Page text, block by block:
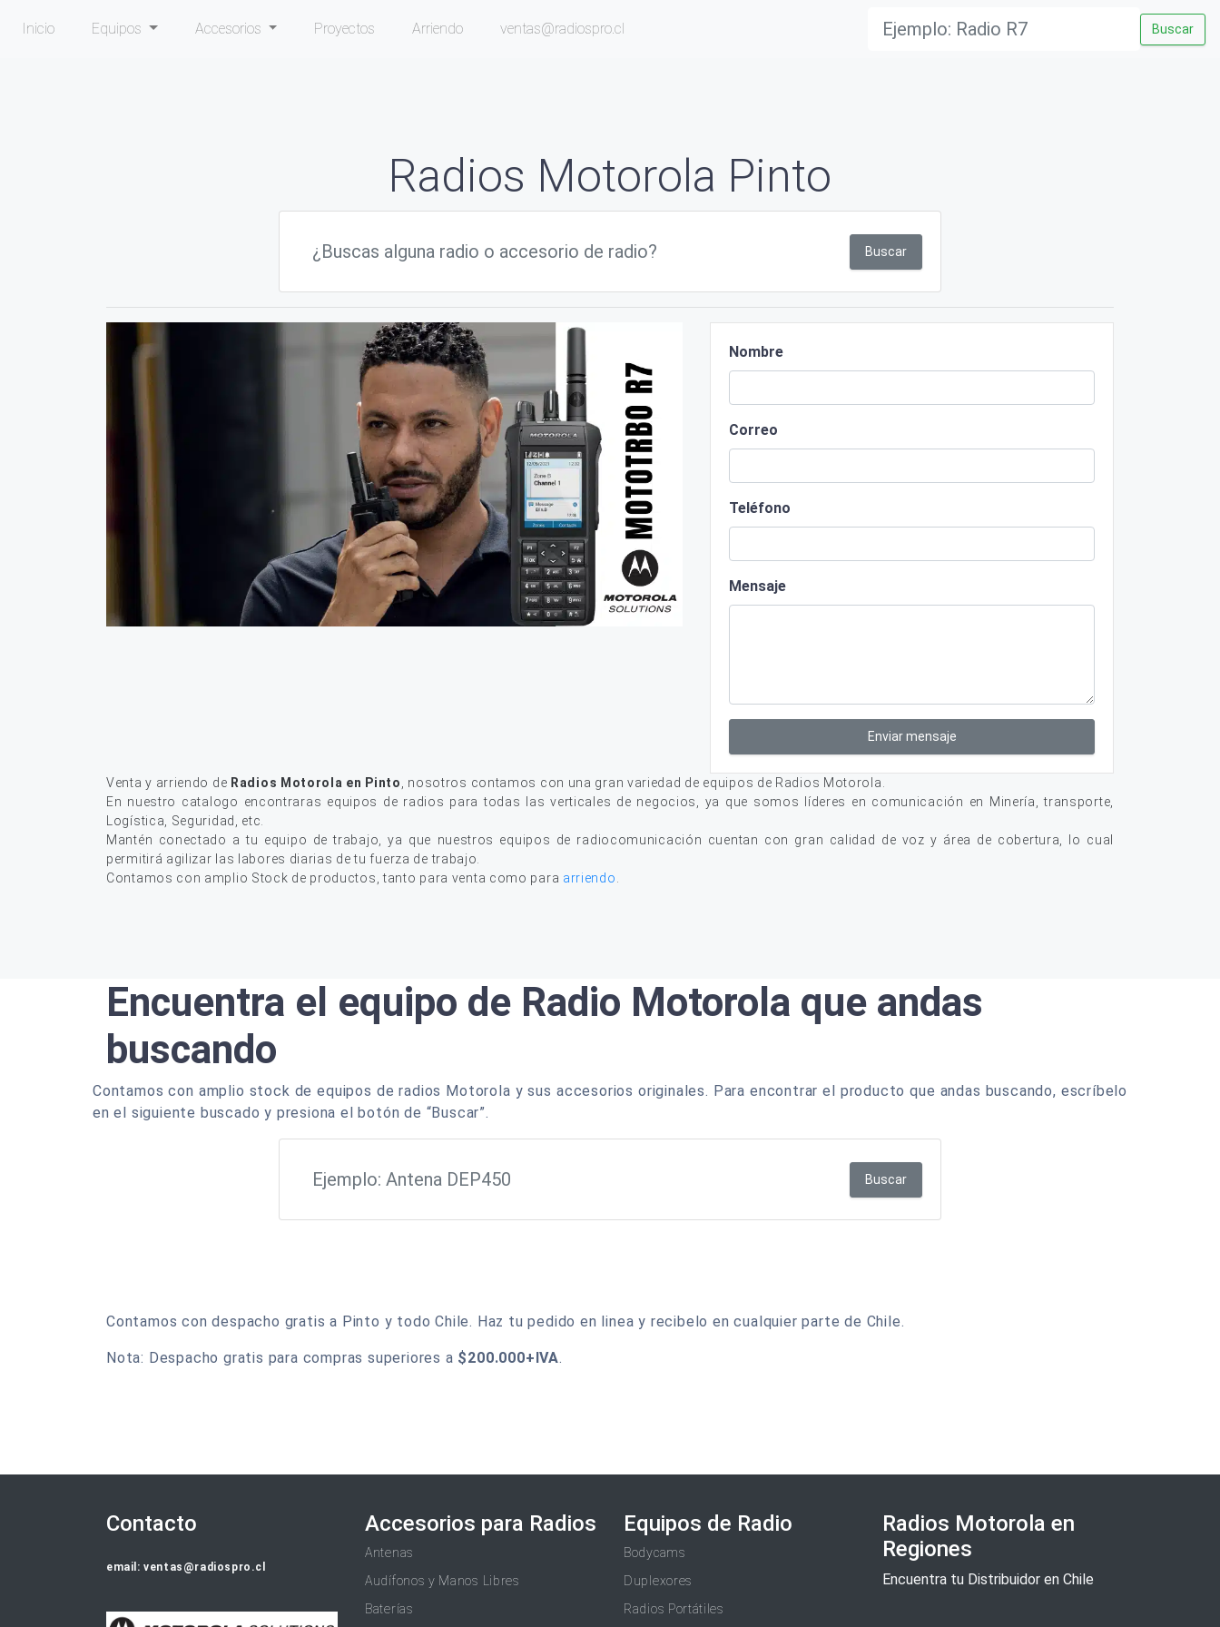
Inicio Equipos Accesorios Proyectos Arriendo ventas@radiospro.cl Buscar
Radios Motorola Pinto
Buscar
Nombre
Correo
Teléfono
Mensaje
Enviar mensaje
Venta y arriendo de Radios Motorola en Pinto
, nosotros contamos con una gran variedad de equipos de Radios Motorola.
En nuestro catalogo encontraras equipos de radios para todas las verticales de negocios, ya que somos líderes en comunicación en Minería, transporte,
Logística, Seguridad, etc.
Mantén conectado a tu equipo de trabajo, ya que nuestros equipos de radiocomunicación cuentan con gran calidad de voz y área de cobertura, lo cual
permitirá agilizar las labores diarias de tu fuerza de trabajo.
Contamos con amplio Stock de productos, tanto para venta como para arriendo
Encuentra el equipo de Radio Motorola que andas
buscando
Contamos con amplio stock de equipos de radios Motorola y sus accesorios originales. Para encontrar el producto que andas buscando, escríbelo
en el siguiente buscado y presiona el botón de “Buscar”.
Buscar
Contamos con despacho gratis a Pinto y todo Chile. Haz tu pedido en linea y recibelo en cualquier parte de Chile.
Nota: Despacho gratis para compras superiores a $200.000+IVA.
Contacto
email: ventas@radiospro.cl
Accesorios para Radios
Antenas
Audífonos y Manos Libres
Baterías
Equipos de Radio
Bodycams
Duplexores
Radios Portátiles
Radios Motorola en
Regiones
Encuentra tu Distribuidor en Chile